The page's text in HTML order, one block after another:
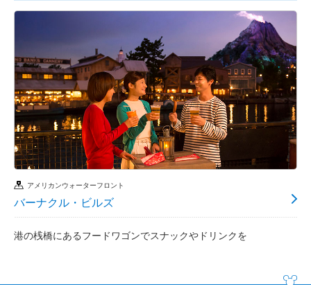
アメリカンウォーターフロント
バーナクル・ビルズ
港の桟橋にあるフードワゴンでスナックやドリンクを